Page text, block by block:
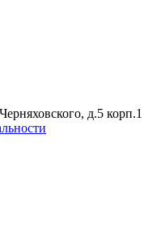
д.5 корп.1